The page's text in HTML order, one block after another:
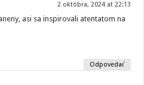
2 októbra, 2024 at 22:13
asi sa inspirovali atentatom na
Odpovedať